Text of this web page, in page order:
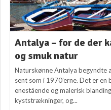
Antalya – for de der
og smuk natur
Naturskønne Antalya begyndte
sent som i 1970’erne. Det er en
enestående og malerisk
kyststrækninger, og...